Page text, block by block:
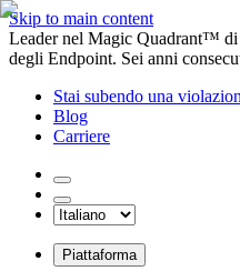
Skip to main content
Leader nel Magic Quadrant™
degli Endpoint. Sei anni
Stai subendo una
Blog
Carriere
Piattaforma